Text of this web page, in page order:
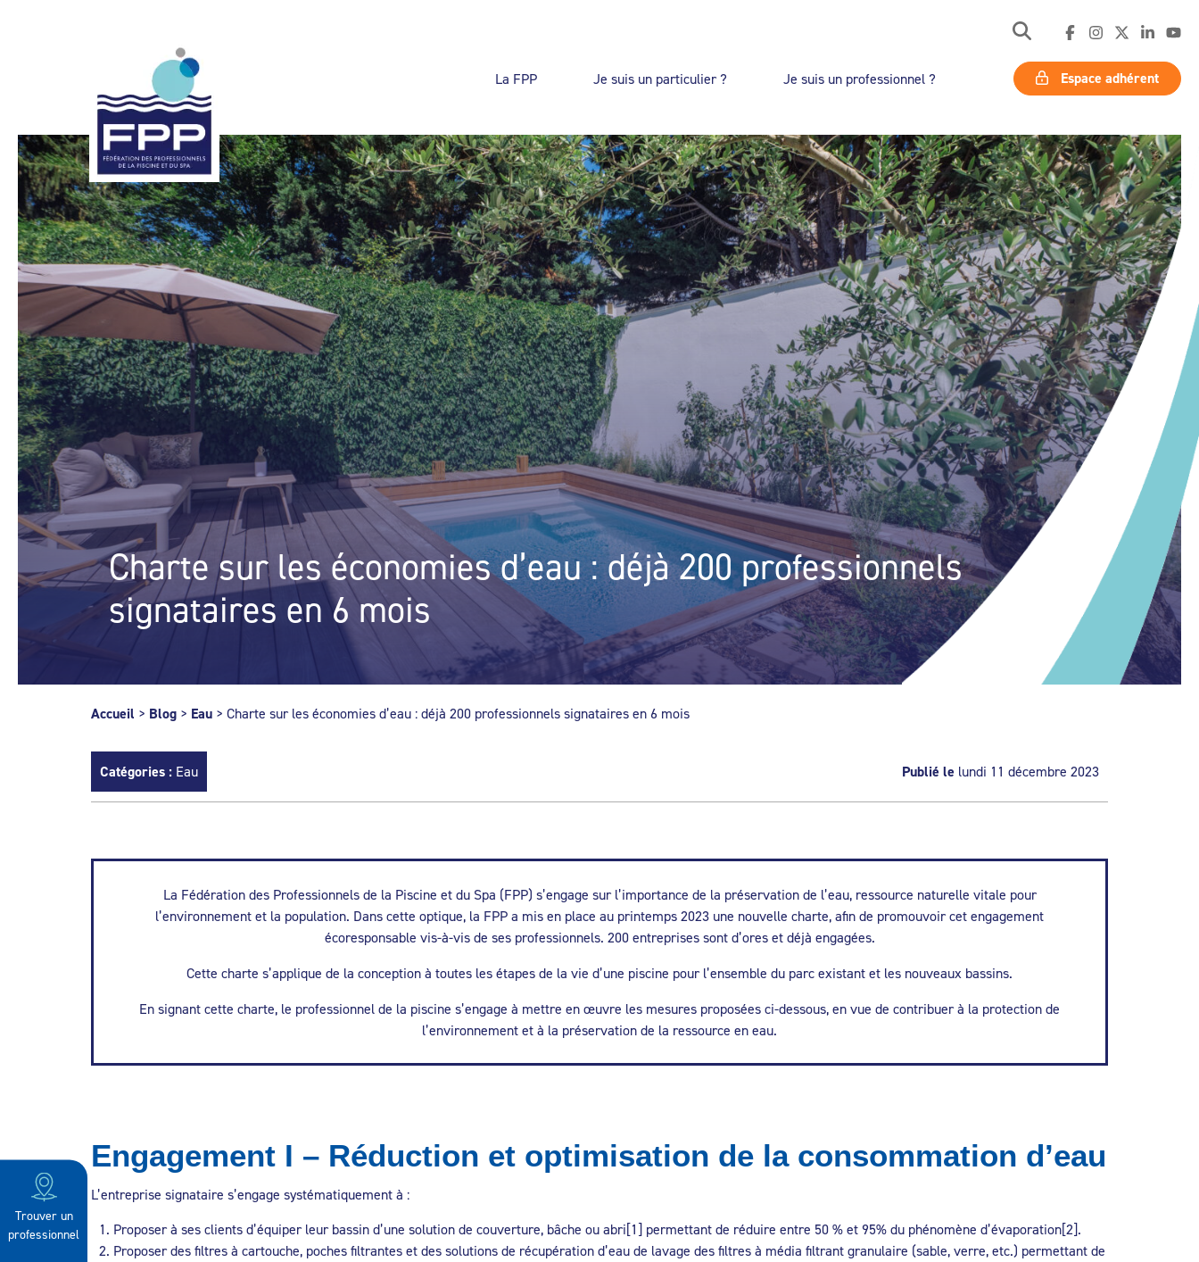
La FPP Je suis un particulier ? Je suis un professionnel ? Espace adhérent
Trouver un
professionnel
Charte sur les économies d’eau : déjà 200 professionnels
signataires en 6 mois
Accueil > Blog > Eau > Charte sur les économies d’eau : déjà 200 professionnels signataires en 6 mois
Catégories : Eau Publié le lundi 11 décembre 2023
La Fédération des Professionnels de la Piscine et du Spa (FPP) s’engage sur l’importance de la préservation de l’eau, ressource naturelle vitale pour
l’environnement et la population. Dans cette optique, la FPP a mis en place au printemps 2023 une nouvelle charte, afin de promouvoir cet engagement
écoresponsable vis-à-vis de ses professionnels. 200 entreprises sont d’ores et déjà engagées.
Cette charte s’applique de la conception à toutes les étapes de la vie d’une piscine pour l’ensemble du parc existant et les nouveaux bassins.
En signant cette charte, le professionnel de la piscine s’engage à mettre en œuvre les mesures proposées ci-dessous, en vue de contribuer à la protection de
l’environnement et à la préservation de la ressource en eau.
Engagement I – Réduction et optimisation de la consommation d’eau
L’entreprise signataire s’engage systématiquement à :
Proposer à ses clients d’équiper leur bassin d’une solution de couverture, bâche ou abri[1] permettant de réduire entre 50 % et 95% du phénomène d’évaporation[2].
Proposer des filtres à cartouche, poches filtrantes et des solutions de récupération d’eau de lavage des filtres à média filtrant granulaire (sable, verre, etc.) permettant de